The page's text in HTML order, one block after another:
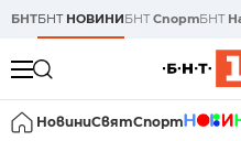
БНТБНТ НОВИНИБНТСпортБНТ
НовиниСвятСпорт